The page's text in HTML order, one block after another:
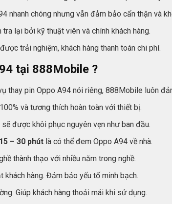
nhanh chóng nhưng vẫn đảm bảo cẩn thận và
lại bởi kỹ thuật viên và chính khách hàng.
trải nghiệm, khách hàng thanh toán chi phí.
tại 888Mobile ?
thay pin Oppo A94 nói riêng, 888Mobile luôn
và tương thích hoàn toàn với thiết bị.
được khôi phục nguyên vẹn như ban đầu.
15 – 30 phút là có thể đem Oppo A94 về nhà.
thành thạo với nhiều năm trong nghề.
hàng. Đảm bảo yếu tố minh bạch.
Giúp khách hàng thoải mái khi sử dụng.